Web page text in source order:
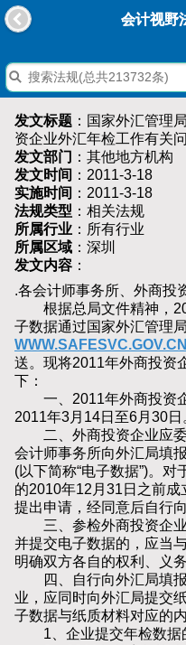
发文标题 ：国家外汇管理
资企业外汇年检工作有关
发文部门 ：其他地方机构
发文时间 ：2011-3-18
实施时间 ：2011-3-18
法规类型 ：相关法规
所属行业 ：所有行业
所属区域 ：深圳
发文内容 ：
.各会计师事务所、外商投
根据总局文件精神，
子数据通过国家外汇管理
WWW.SAFESVC.GOV.CN
送。现将2011年外商投资
下：
一、2011年外商投资企
2011年3月14日至6月30日
二、外商投资企业应委
会计师事务所向外汇局填
(以下简称“电子数据”)。
的2010年12月31日之前
提出申请，经同意后自行
三、参检外商投资企业
并提交电子数据的，应当
明确双方各自的权利、义务
四、自行向外汇局填报
业，应同时向外汇局提交
子数据与纸质材料对应的
1、企业提交年检数据